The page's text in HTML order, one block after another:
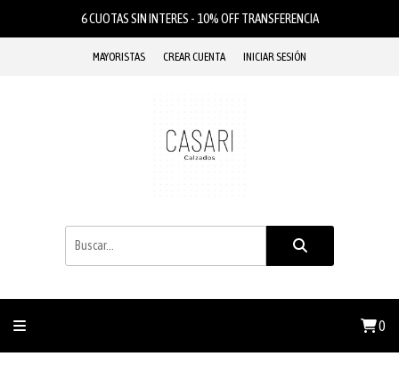
6 CUOTAS SIN INTERES - 10% OFF TRANSFERENCIA
MAYORISTAS CREAR CUENTA INICIAR SESIÓN
0